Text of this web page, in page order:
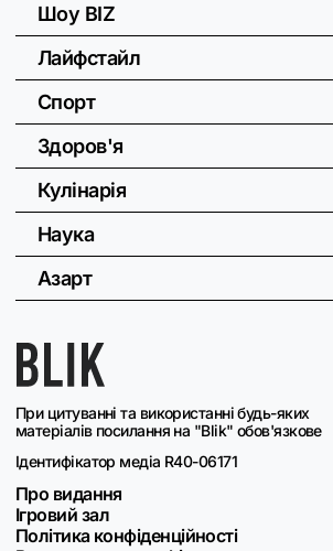
При цитуванні та використанні будь-яких
матеріалів посилання на "Blik" обов'язкове
Ідентифікатор медіа R40-06171
Про видання
Ігровий зал
Політика конфіденційності
Шоу BIZ
Лайфстайл
Спорт
Здоров'я
Кулінарія
Наука
Азарт